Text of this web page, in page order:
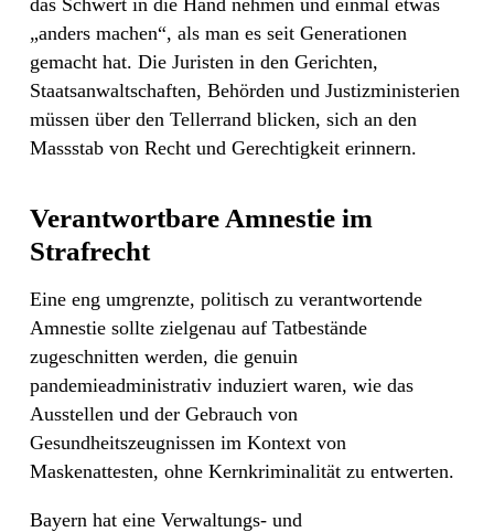
„anders machen“, als man es seit Generationen
gemacht hat. Die Juristen in den Gerichten,
Staatsanwaltschaften, Behörden und Justizministerien
müssen über den Tellerrand blicken, sich an den
Massstab von Recht und Gerechtigkeit erinnern.
Verantwortbare Amnestie im
Strafrecht
Eine eng umgrenzte, politisch zu verantwortende
Amnestie sollte zielgenau auf Tatbestände
zugeschnitten werden, die genuin
pandemieadministrativ induziert waren, wie das
Ausstellen und der Gebrauch von
Gesundheitszeugnissen im Kontext von
Maskenattesten, ohne Kernkriminalität zu entwerten.
Bayern hat eine Verwaltungs- und